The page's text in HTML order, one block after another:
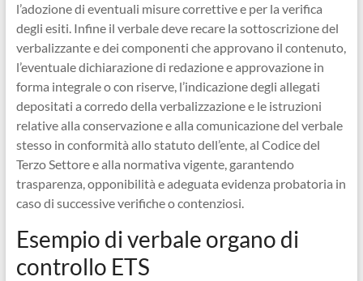
l’adozione di eventuali misure correttive e per la verifica
degli esiti. Infine il verbale deve recare la sottoscrizione del
verbalizzante e dei componenti che approvano il contenuto,
l’eventuale dichiarazione di redazione e approvazione in
forma integrale o con riserve, l’indicazione degli allegati
depositati a corredo della verbalizzazione e le istruzioni
relative alla conservazione e alla comunicazione del verbale
stesso in conformità allo statuto dell’ente, al Codice del
Terzo Settore e alla normativa vigente, garantendo
trasparenza, opponibilità e adeguata evidenza probatoria in
caso di successive verifiche o contenziosi.
Esempio di verbale organo di
controllo ETS​